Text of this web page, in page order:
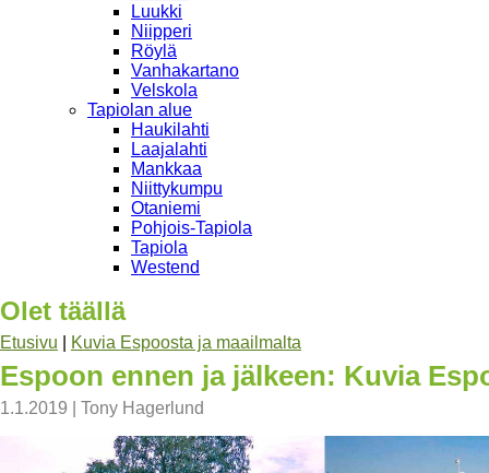
Luukki
Niipperi
Röylä
Vanhakartano
Velskola
Tapiolan alue
Haukilahti
Laajalahti
Mankkaa
Niittykumpu
Otaniemi
Pohjois-Tapiola
Tapiola
Westend
Olet täällä
Etusivu Kuvia Espoosta ja maailmalta
Espoon ennen ja jälkeen: Kuvia
1.1.2019 Tony Hagerlund